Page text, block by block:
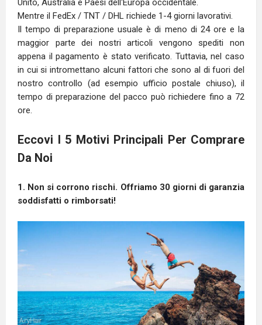
Unito, Australia e Paesi dell'Europa occidentale.
Mentre il FedEx / TNT / DHL richiede 1-4 giorni lavorativi.
Il tempo di preparazione usuale è di meno di 24 ore e la
maggior parte dei nostri articoli vengono spediti non
appena il pagamento è stato verificato. Tuttavia, nel caso
in cui si intromettano alcuni fattori che sono al di fuori del
nostro controllo (ad esempio ufficio postale chiuso), il
tempo di preparazione del pacco può richiedere fino a 72
ore.
Eccovi I 5 Motivi Principali Per Comprare
Da Noi
1. Non si corrono rischi. Offriamo 30 giorni di garanzia
soddisfatti o rimborsati!